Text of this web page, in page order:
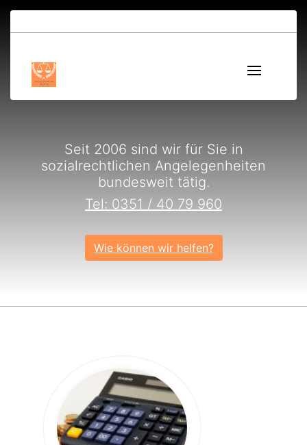
Seit 2006 sind wir für Sie in
sozialrechtlichen Angelegenheiten
bundesweit tätig.
Tel: 0351 / 40 79 960
Wie können wir helfen?